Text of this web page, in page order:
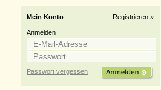
Mein Konto Registrieren »
Anmelden
Passwort vergessen